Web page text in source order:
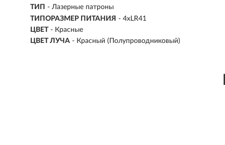
ТИП - Лазерные патроны
ТИПОРАЗМЕР ПИТАНИЯ - 4xLR41
ЦВЕТ - Красные
ЦВЕТ ЛУЧА - Красный (Полупроводниковый)